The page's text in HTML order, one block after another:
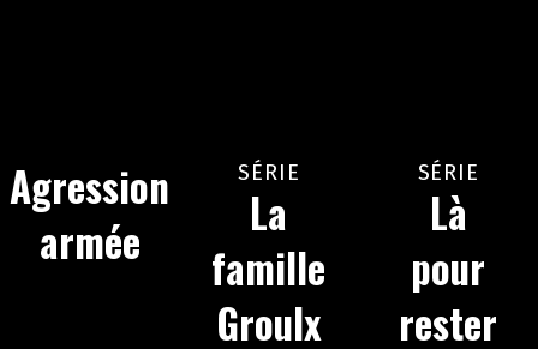
Agression
armée
SÉRIE
La
famille
Groulx
SÉRIE
Là
pour
rester